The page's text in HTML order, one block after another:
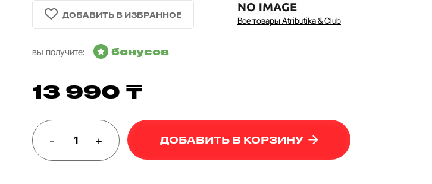
Все товары Atributika & Club
вы получите: бонусов
13 990 ₸
- + ДОБАВИТЬ В КОРЗИНУ